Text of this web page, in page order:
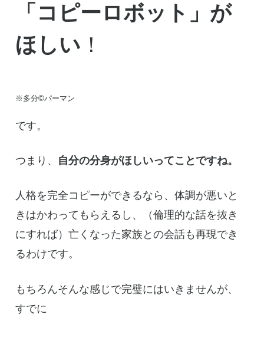
「コピーロボット」が
ほしい ！
※多分©パーマン
です。
つまり、 自分の分身がほしいってことですね。
人格を完全コピーができるなら、体調が悪いと
きはかわってもらえるし、（倫理的な話を抜き
にすれば）亡くなった家族との会話も再現でき
るわけです。
もちろんそんな感じで完璧にはいきませんが、
すでに